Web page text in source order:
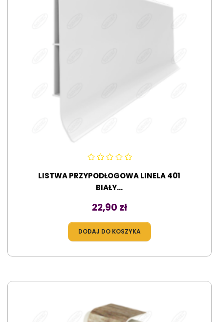
LISTWA PRZYPODŁOGOWA LINELA 401
BIAŁY...
Cena
22,90 zł
DODAJ DO KOSZYKA